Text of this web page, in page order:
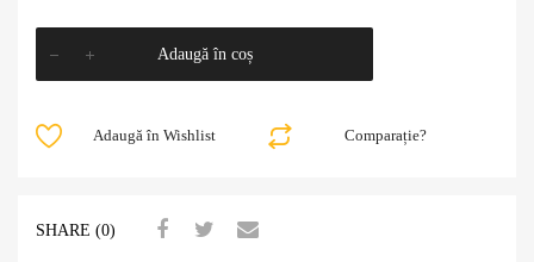
Adaugă în coș
Comparație?
Adaugă în Wishlist
SHARE (0)